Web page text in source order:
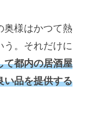
奥様はかつて熱
う。それだけに
て都内の居酒屋
い品を提供する